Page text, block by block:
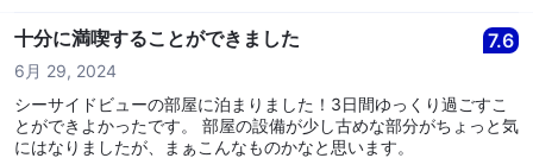
十分に満喫することができました 7.6
6月 29, 2024
シーサイドビューの部屋に泊まりました！3日間ゆっくり過ごすこ
とができよかったです。 部屋の設備が少し古めな部分がちょっと気
にはなりましたが、まぁこんなものかなと思います。